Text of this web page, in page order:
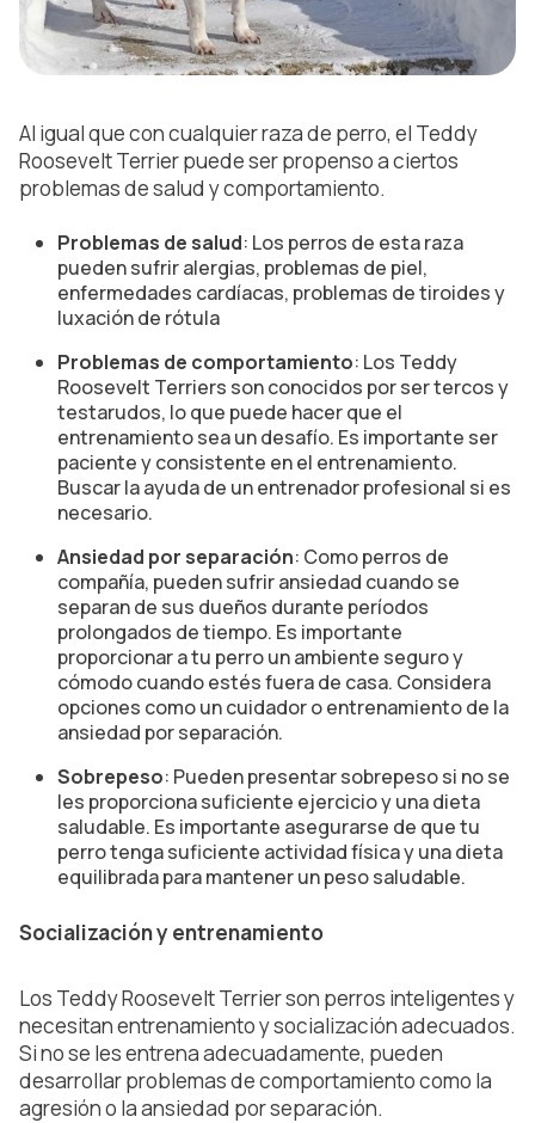
Al igual que con cualquier raza de perro, el Teddy
Roosevelt Terrier puede ser propenso a ciertos
problemas de salud y comportamiento.
Problemas de salud: Los perros de esta raza
pueden sufrir alergias, problemas de piel,
enfermedades cardíacas, problemas de tiroides y
luxación de rótula
Problemas de comportamiento: Los Teddy
Roosevelt Terriers son conocidos por ser tercos y
testarudos, lo que puede hacer que el
entrenamiento sea un desafío. Es importante ser
paciente y consistente en el entrenamiento.
Buscar la ayuda de un entrenador profesional si es
necesario.
Ansiedad por separación: Como perros de
compañía, pueden sufrir ansiedad cuando se
separan de sus dueños durante períodos
prolongados de tiempo. Es importante
proporcionar a tu perro un ambiente seguro y
cómodo cuando estés fuera de casa. Considera
opciones como un cuidador o entrenamiento de la
ansiedad por separación.
Sobrepeso: Pueden presentar sobrepeso si no se
les proporciona suficiente ejercicio y una dieta
saludable. Es importante asegurarse de que tu
perro tenga suficiente actividad física y una dieta
equilibrada para mantener un peso saludable.
Socialización y entrenamiento
Los Teddy Roosevelt Terrier son perros inteligentes y
necesitan entrenamiento y socialización adecuados.
Si no se les entrena adecuadamente, pueden
desarrollar problemas de comportamiento como la
agresión o la ansiedad por separación.